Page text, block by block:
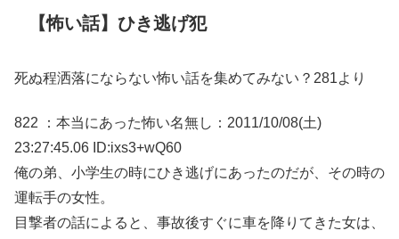
【怖い話】ひき逃げ犯
死ぬ程洒落にならない怖い話を集めてみない？281より
822 ：本当にあった怖い名無し：2011/10/08(土)
23:27:45.06 ID:ixs3+wQ60
俺の弟、小学生の時にひき逃げにあったのだが、その時の
運転手の女性。
目撃者の話によると、事故後すぐに車を降りてきた女は、